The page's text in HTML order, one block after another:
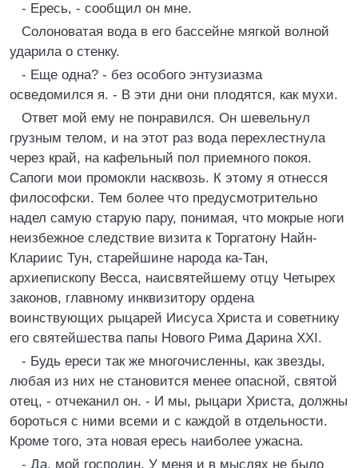
- Ересь, - сообщил он мне.
Солоноватая вода в его бассейне мягкой волной
ударила о стенку.
- Еще одна? - без особого энтузиазма
осведомился я. - В эти дни они плодятся, как мухи.
Ответ мой ему не понравился. Он шевельнул
грузным телом, и на этот раз вода перехлестнула
через край, на кафельный пол приемного покоя.
Сапоги мои промокли насквозь. К этому я отнесся
философски. Тем более что предусмотрительно
надел самую старую пару, понимая, что мокрые ноги
неизбежное следствие визита к Торгатону Найн-
Клариис Тун, старейшине народа ка-Тан,
архиепископу Весса, наисвятейшему отцу Четырех
законов, главному инквизитору ордена
воинствующих рыцарей Иисуса Христа и советнику
его святейшества папы Нового Рима Дарина XXI.
- Будь ереси так же многочисленны, как звезды,
любая из них не становится менее опасной, святой
отец, - отчеканил он. - И мы, рыцари Христа, должны
бороться с ними всеми и с каждой в отдельности.
Кроме того, эта новая ересь наиболее ужасна.
- Да, мой господин. У меня и в мыслях не было